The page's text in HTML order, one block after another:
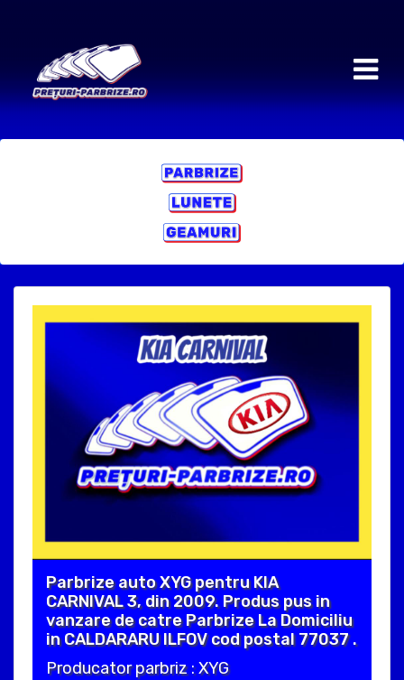
Parbrize auto XYG pentru KIA
CARNIVAL 3, din 2009. Produs pus in
vanzare de catre Parbrize La Domiciliu
in CALDARARU ILFOV cod postal 77037 .
Producator parbriz : XYG